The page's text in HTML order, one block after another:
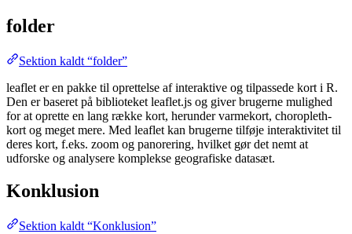
folder
Sektion kaldt “folder”
leaflet er en pakke til oprettelse af interaktive og tilpassede kort i R.
Den er baseret på biblioteket leaflet.js og giver brugerne mulighed
for at oprette en lang række kort, herunder varmekort, choropleth-
kort og meget mere. Med leaflet kan brugerne tilføje interaktivitet til
deres kort, f.eks. zoom og panorering, hvilket gør det nemt at
udforske og analysere komplekse geografiske datasæt.
Konklusion
Sektion kaldt “Konklusion”